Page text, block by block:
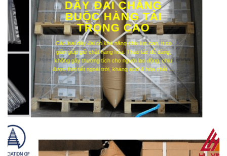
DÂY ĐAI CHẰNG
BUỘC HÀNG TẢI
TRỌNG CAO
Các loại dây đai có khả năng chịu lực cao, ít co
giãn giúp giữ chặt hàng hóa. Thao tác dễ dàng,
không gây thương tích cho người lao động, chịu
được thời tiết ngoài trời, kháng acid & hóa chất …